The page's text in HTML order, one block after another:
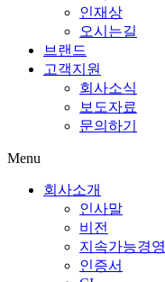
인재상
오시는길
브랜드
고객지원
회사소식
보도자료
문의하기
Menu
회사소개
인사말
비전
지속가능경영
인증서